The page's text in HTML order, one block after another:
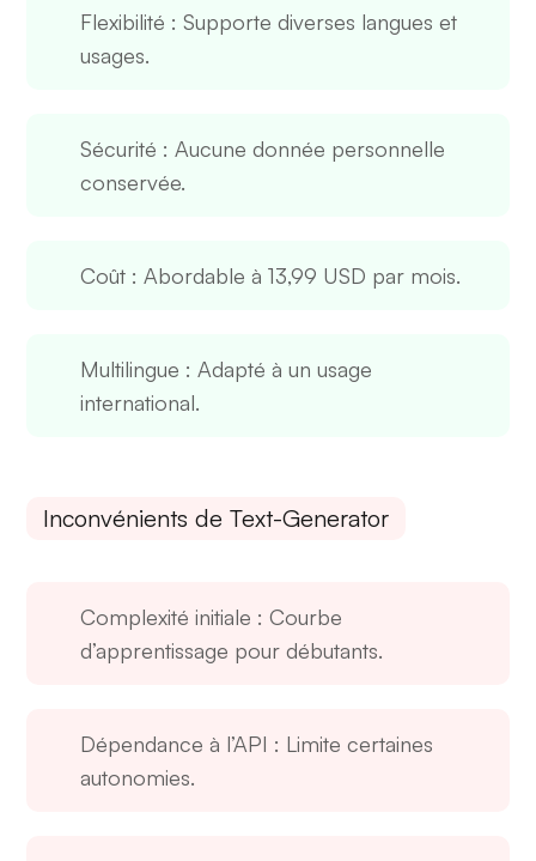
Flexibilité : Supporte diverses langues et
usages.
Sécurité : Aucune donnée personnelle
conservée.
Coût : Abordable à 13,99 USD par mois.
Multilingue : Adapté à un usage
international.
Inconvénients de Text-Generator
Complexité initiale : Courbe
d’apprentissage pour débutants.
Dépendance à l’API : Limite certaines
autonomies.